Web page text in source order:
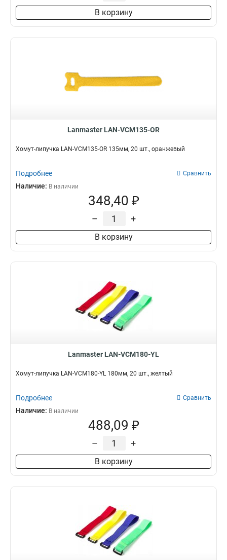
В корзину
Lanmaster LAN-VCM135-OR
Хомут-липучка LAN-VCM135-OR 135мм, 20 шт., оранжевый
Подробнее Сравнить
Наличие: В наличии
348,40 ₽
– +
В корзину
Lanmaster LAN-VCM180-YL
Хомут-липучка LAN-VCM180-YL 180мм, 20 шт., желтый
Подробнее Сравнить
Наличие: В наличии
488,09 ₽
– +
В корзину